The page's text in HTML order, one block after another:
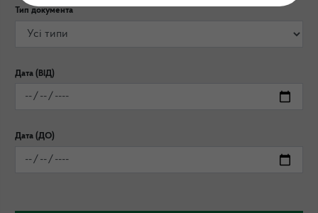
Тип документа
Дата (ВІД)
Дата (ДО)